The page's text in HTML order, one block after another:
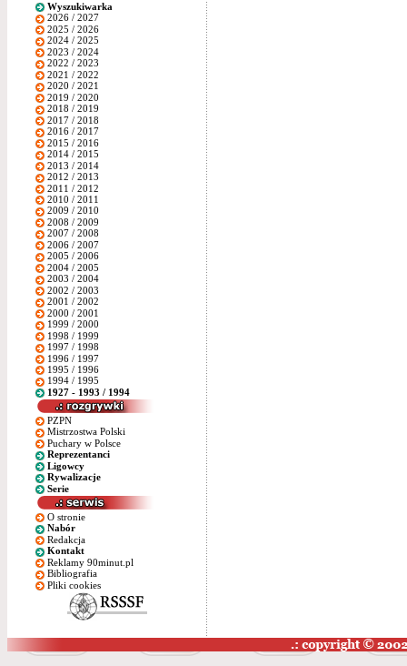
Wyszukiwarka
2026 / 2027
2025 / 2026
2024 / 2025
2023 / 2024
2022 / 2023
2021 / 2022
2020 / 2021
2019 / 2020
2018 / 2019
2017 / 2018
2016 / 2017
2015 / 2016
2014 / 2015
2013 / 2014
2012 / 2013
2011 / 2012
2010 / 2011
2009 / 2010
2008 / 2009
2007 / 2008
2006 / 2007
2005 / 2006
2004 / 2005
2003 / 2004
2002 / 2003
2001 / 2002
2000 / 2001
1999 / 2000
1998 / 1999
1997 / 1998
1996 / 1997
1995 / 1996
1994 / 1995
1927 - 1993 / 1994
PZPN
Mistrzostwa Polski
Puchary w Polsce
Reprezentanci
Ligowcy
Rywalizacje
Serie
O stronie
Nabór
Redakcja
Kontakt
Reklamy 90minut.pl
Bibliografia
Pliki cookies